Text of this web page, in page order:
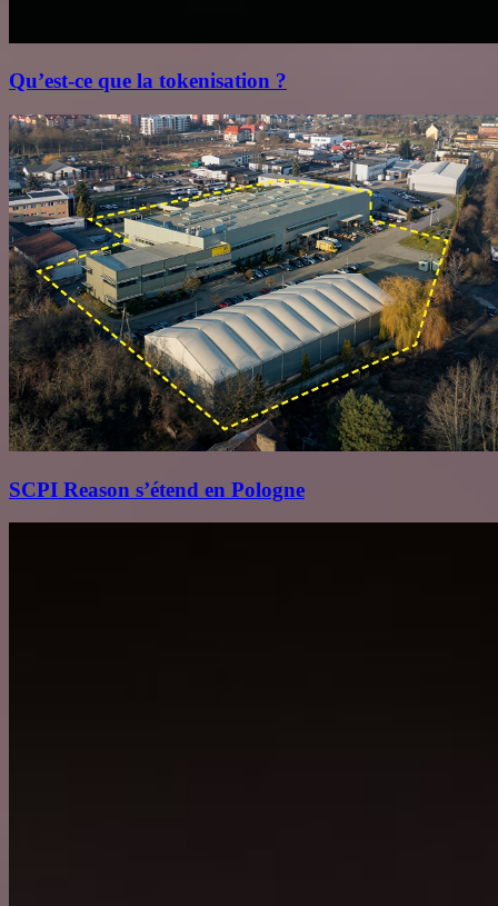
Qu’est‑ce que la tokenisation ?
SCPI Reason s’étend en Pologne